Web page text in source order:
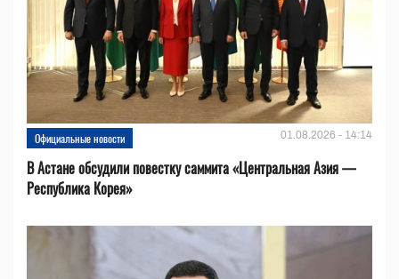
Официальные новости 01.08.2026 - 14:14
В Астане обсудили повестку саммита «Центральная Азия —
Республика Корея»